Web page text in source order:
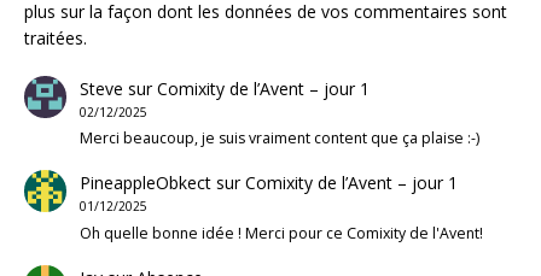
plus sur la façon dont les données de vos commentaires sont
traitées.
Steve surComixity de l’Avent – jour 1
02/12/2025
Merci beaucoup, je suis vraiment content que ça plaise :-)
PineappleObkectsurComixity de l’Avent – jour 1
01/12/2025
Oh quelle bonne idée ! Merci pour ce Comixity de l'Avent!